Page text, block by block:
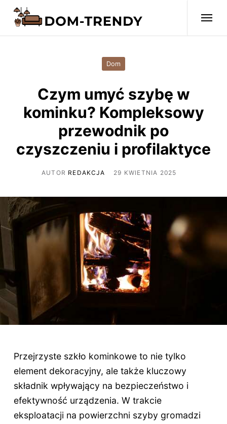
Dom
Czym umyć szybę w
kominku? Kompleksowy
przewodnik po
czyszczeniu i profilaktyce
AUTOR REDAKCJA 29 KWIETNIA 2025
Przejrzyste szkło kominkowe to nie tylko
element dekoracyjny, ale także kluczowy
składnik wpływający na bezpieczeństwo i
efektywność urządzenia. W trakcie
eksploatacji na powierzchni szyby gromadzi